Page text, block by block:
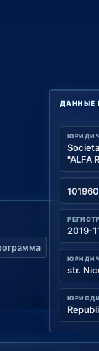
ДАННЫЕ
"ALFA
2019-
str.